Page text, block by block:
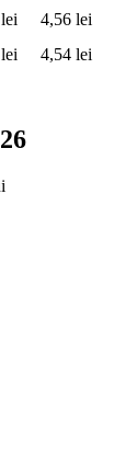
4,56 lei
4,54 lei